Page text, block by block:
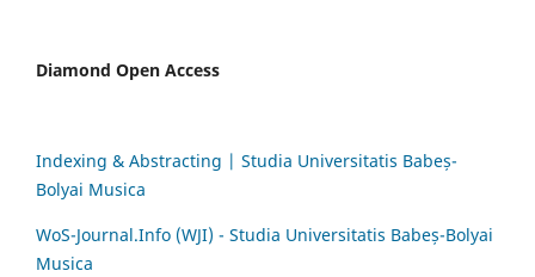
Diamond Open Access
Indexing & Abstracting | Studia Universitatis Babeș-
Bolyai Musica
WoS-Journal.Info (WJI) - Studia Universitatis Babeș-Bolyai
Musica